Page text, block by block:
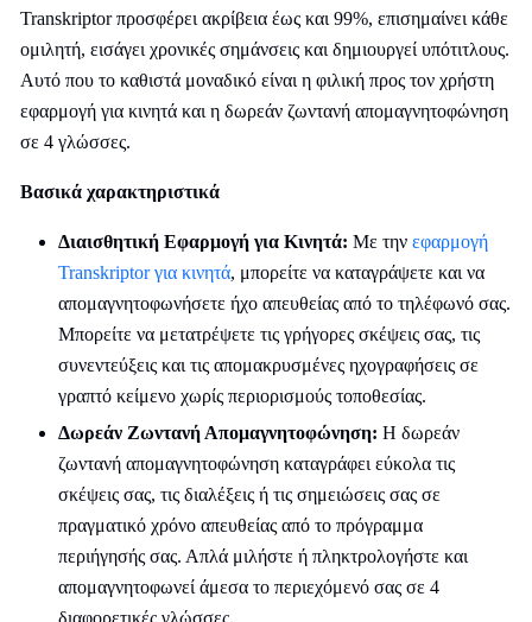
Transkriptor προσφέρει ακρίβεια έως και 99%, επισημαίνει κάθε
ομιλητή, εισάγει χρονικές σημάνσεις και δημιουργεί υπότιτλους.
Αυτό που το καθιστά μοναδικό είναι η φιλική προς τον χρήστη
εφαρμογή για κινητά και η δωρεάν ζωντανή απομαγνητοφώνηση
σε 4 γλώσσες.
Βασικά χαρακτηριστικά
Διαισθητική Εφαρμογή για Κινητά: Με την εφαρμογή
Transkriptor για κινητά, μπορείτε να καταγράψετε και να
απομαγνητοφωνήσετε ήχο απευθείας από το τηλέφωνό σας.
Μπορείτε να μετατρέψετε τις γρήγορες σκέψεις σας, τις
συνεντεύξεις και τις απομακρυσμένες ηχογραφήσεις σε
γραπτό κείμενο χωρίς περιορισμούς τοποθεσίας.
Δωρεάν Ζωντανή Απομαγνητοφώνηση: Η δωρεάν
ζωντανή απομαγνητοφώνηση καταγράφει εύκολα τις
σκέψεις σας, τις διαλέξεις ή τις σημειώσεις σας σε
πραγματικό χρόνο απευθείας από το πρόγραμμα
περιήγησής σας. Απλά μιλήστε ή πληκτρολογήστε και
απομαγνητοφωνεί άμεσα το περιεχόμενό σας σε 4
διαφορετικές γλώσσες.